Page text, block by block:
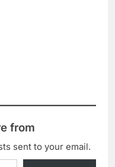
from
sent to your email.